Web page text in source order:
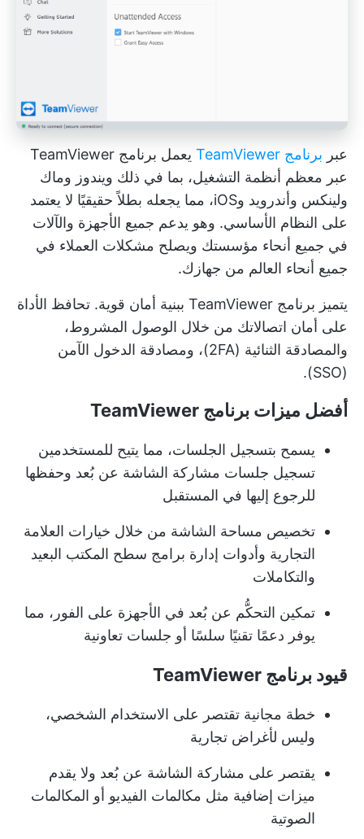
عبر برنامج TeamViewer
يعمل برنامج TeamViewer
عبر معظم أنظمة التشغيل، بما في ذلك ويندوز وماك
ولينكس وأندرويد وiOS، مما يجعله بطلاً حقيقيًا لا يعتمد
على النظام الأساسي. وهو يدعم جميع الأجهزة والآلات
في جميع أنحاء مؤسستك ويصلح مشكلات العملاء في
جميع أنحاء العالم من جهازك.
يتميز برنامج TeamViewer ببنية أمان قوية. تحافظ الأداة
على أمان اتصالاتك من خلال الوصول المشروط،
والمصادقة الثنائية (2FA)، ومصادقة الدخول الآمن
(SSO).
أفضل ميزات برنامج TeamViewer
يسمح بتسجيل الجلسات، مما يتيح للمستخدمين
تسجيل جلسات مشاركة الشاشة عن بُعد وحفظها
للرجوع إليها في المستقبل
تخصيص مساحة الشاشة من خلال خيارات العلامة
التجارية وأدوات إدارة برامج سطح المكتب البعيد
والتكاملات
تمكين التحكُّم عن بُعد في الأجهزة على الفور، مما
يوفر دعمًا تقنيًا سلسًا أو جلسات تعاونية
قيود برنامج TeamViewer
خطة مجانية تقتصر على الاستخدام الشخصي،
وليس لأغراض تجارية
يقتصر على مشاركة الشاشة عن بُعد ولا يقدم
ميزات إضافية مثل مكالمات الفيديو أو المكالمات
الصوتية